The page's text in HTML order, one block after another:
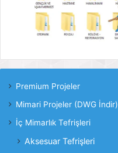
Premium Projeler
Mimari Projeler (DWG İndir)
İç Mimarlık Tefrişleri
Aksesuar Tefrişleri